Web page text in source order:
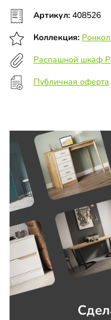
Артикул: 408526
Коллекция:
Распашной шкаф
Публичная оферта